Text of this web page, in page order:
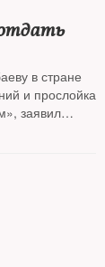
в стране
и прослойка
заявил